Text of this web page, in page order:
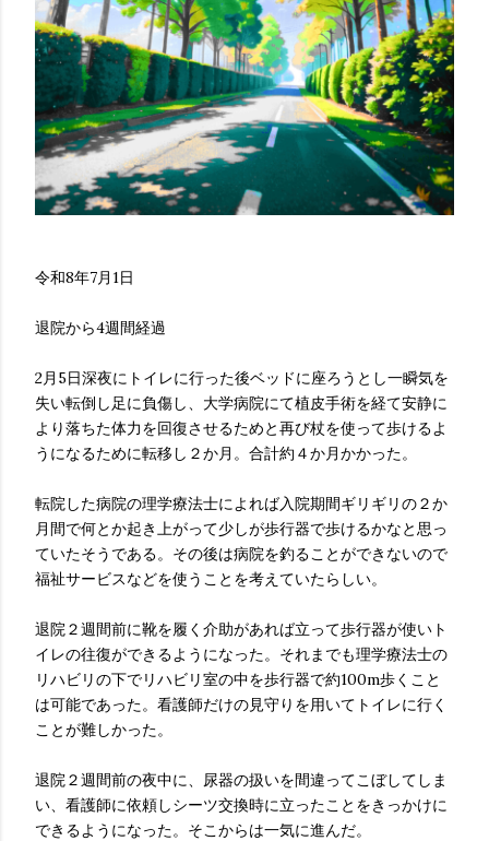
令和8年7月1日
退院から4週間経過
2月5日深夜にトイレに行った後ベッドに座ろうとし一瞬気を
失い転倒し足に負傷し、大学病院にて植皮手術を経て安静に
より落ちた体力を回復させるためと再び杖を使って歩けるよ
うになるために転移し２か月。合計約４か月かかった。
転院した病院の理学療法士によれば入院期間ギリギリの２か
月間で何とか起き上がって少しが歩行器で歩けるかなと思っ
ていたそうである。その後は病院を釣ることができないので
福祉サービスなどを使うことを考えていたらしい。
退院２週間前に靴を履く介助があれば立って歩行器が使いト
イレの往復ができるようになった。それまでも理学療法士の
リハビリの下でリハビリ室の中を歩行器で約100m歩くこと
は可能であった。看護師だけの見守りを用いてトイレに行く
ことが難しかった。
退院２週間前の夜中に、尿器の扱いを間違ってこぼしてしま
い、看護師に依頼しシーツ交換時に立ったことをきっかけに
できるようになった。そこからは一気に進んだ。